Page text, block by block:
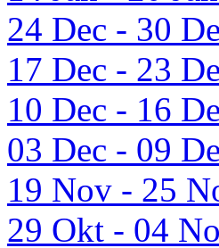
24 Dec - 30
17 Dec - 23
10 Dec - 16
03 Dec - 09
19 Nov - 25
29 Okt - 04